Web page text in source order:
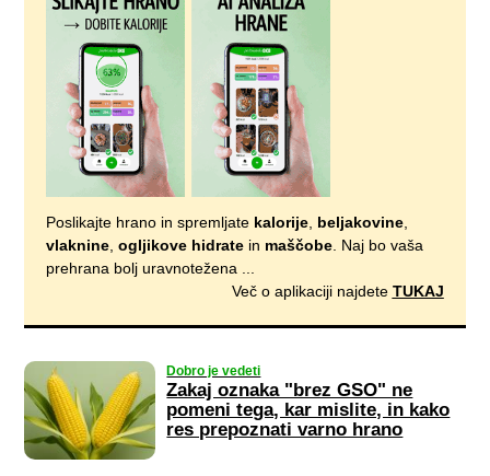
Poslikajte hrano in spremljate kalorije beljakovine
vlaknine ,ogljikove hidrate in maščobe . Naj bo vaša
prehrana bolj uravnotežena ...
Več o aplikaciji najdete TUKAJ
Dobro je vedeti
Zakaj oznaka "brez GSO" ne
pomeni tega, kar mislite, in kako
res prepoznati varno hrano